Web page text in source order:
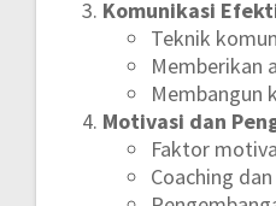
Komunikasi
Teknik
Memberikan
Membangun
Motivasi dan
Faktor
Coaching